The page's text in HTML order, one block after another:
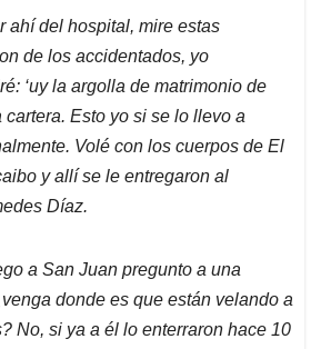
ahí del hospital, mire estas
de los accidentados, yo
‘uy la argolla de matrimonio de
Esto yo si se lo llevo a
Volé con los cuerpos de El
y allí se le entregaron al
Díaz.
a San Juan pregunto a una
donde es que están velando a
No, si ya a él lo enterraron hace 10